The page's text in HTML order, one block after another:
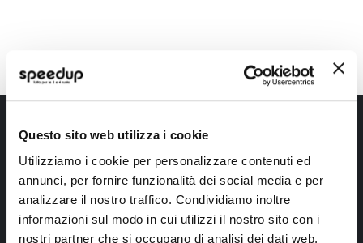
Questo sito web utilizza i cookie
Utilizziamo i cookie per personalizzare contenuti ed
annunci, per fornire funzionalità dei social media e per
analizzare il nostro traffico. Condividiamo inoltre
informazioni sul modo in cui utilizzi il nostro sito con i
nostri partner che si occupano di analisi dei dati web,
Iscriviti alla newsletter Speedup
Ricevi subito uno sconto del 10% per il tuo primo acquisto online!